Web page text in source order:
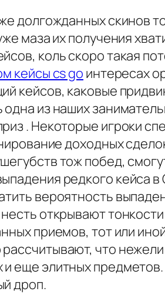
долгожданных скинов
маза их получения
коль скоро такая
кейсы cs goинтересах
кейсов, каковые
из наших
. Некоторые игроки
доходных
тож побед,
редкого кейса
вероятность
открывают
приемов, тот или
что
еще элитных
дроп.